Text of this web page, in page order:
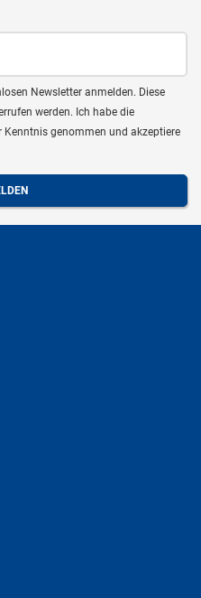
Newsletter anmelden. Diese
werden. Ich habe die
Kenntnis genommen und akzeptiere